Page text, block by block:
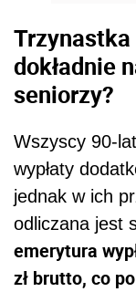
dokładnie
seniorzy?
Wszyscy 90-
wypłaty
jednak w ich
odliczana jest
emerytura
zł brutto, co